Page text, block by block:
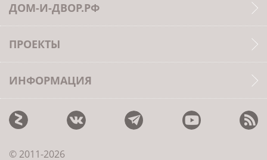
ДОМ-И-ДВОР.РФ
ПРОЕКТЫ
ИНФОРМАЦИЯ
© 2011-2026